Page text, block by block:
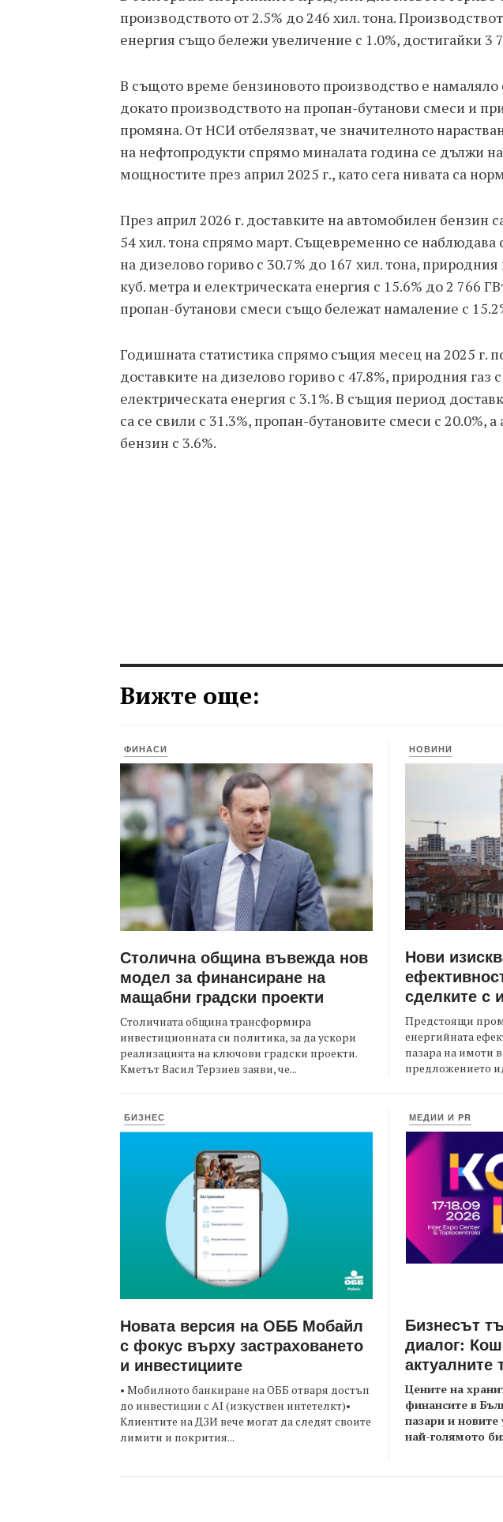
производството от 2.5% до 246 хил. тона.
енергия също бележи увеличение с 1.0%, достигайки 3
В същото време бензиновото производство е намаляло
докато производството на пропан-бутанови смеси и
промяна. От НСИ отбелязват, че значителното
на нефтопродукти спрямо миналата година се дължи
мощностите през април 2025 г., като сега нивата са
През април 2026 г. доставките на автомобилен бензин
54 хил. тона спрямо март. Същевременно се наблюдава
на дизелово гориво с 30.7% до 167 хил. тона, природния
куб. метра и електрическата енергия с 15.6% до 2 766
пропан-бутанови смеси също бележат намаление с
Годишната статистика спрямо същия месец на 2025 г.
доставките на дизелово гориво с 47.8%, природния газ
електрическата енергия с 3.1%. В същия период
са се свили с 31.3%, пропан-бутановите смеси с 20.0%,
бензин с 3.6%.
Вижте още:
ФИНАСИ
Столична община въвежда нов
модел за финансиране на
мащабни градски проекти
Столичната община трансформира
инвестиционната си политика, за да ускори
реализацията на ключови градски проекти.
Кметът Васил Терзиев заяви, че...
НОВИНИ
Нови
сделките с
Предстоящи
енергийната
пазара на имоти
предложението
БИЗНЕС
Новата версия на ОББ Мобайл
с фокус върху застраховането
и инвестициите
• Мобилното банкиране на ОББ отваря достъп
до инвестиции с AI (изкуствен интетелкт)•
Клиентите на ДЗИ вече могат да следят своите
лимити и покрития...
МЕДИИ И PR
Бизнесът
диалог:
Цените на
финансите в
пазари и новите
най-голямото